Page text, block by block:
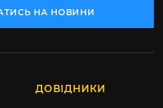
НА НОВИНИ
ДОВІДНИКИ